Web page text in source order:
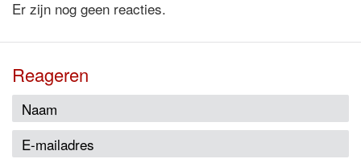
Er zijn nog geen reacties.
Reageren